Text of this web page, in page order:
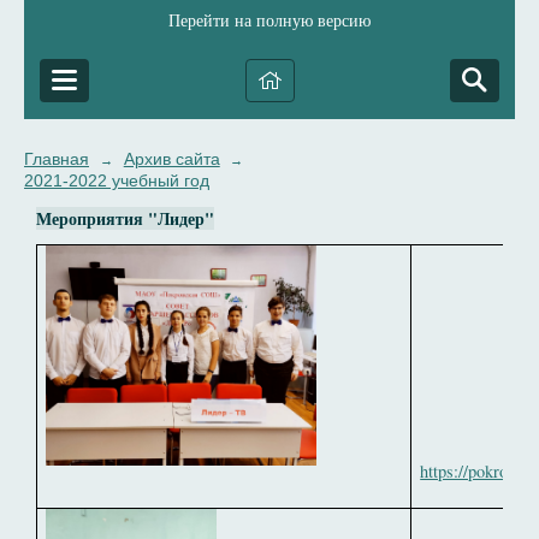
Перейти на полную версию
Главная → Архив сайта →
2021-2022 учебный год
Мероприятия "Лидер"
https://